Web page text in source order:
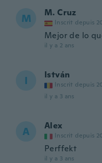
M M. Cruz
Inscrit depuis
Mejor de lo
il y a 2 ans
I István
Inscrit depuis
il y a 3 ans
A Alex
Inscrit depuis
Perffekt
il y a 3 ans